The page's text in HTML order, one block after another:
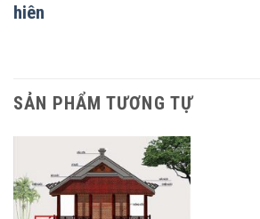
hiên
SẢN PHẨM TƯƠNG TỰ